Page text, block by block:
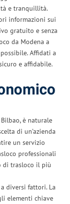
e tranquillità.
informazioni sui
gratuito e senza
da Modena a
Affidati a
e affidabile.
è naturale
di un’azienda
un servizio
professionali
di trasloco il più
diversi fattori. La
elementi chiave